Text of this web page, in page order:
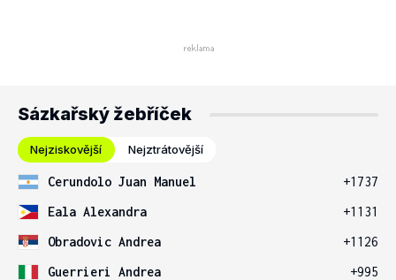
Sázkařský žebříček
Nejziskovější Nejztrátovější
Cerundolo Juan Manuel
+1737
Eala Alexandra
+1131
Obradovic Andrea
+1126
Guerrieri Andrea
+995